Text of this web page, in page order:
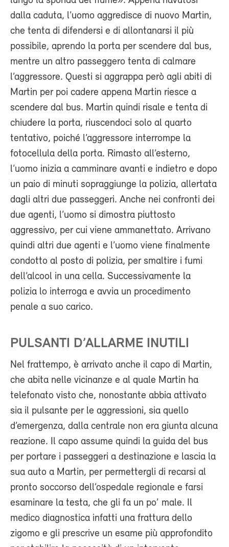
dalla caduta, l’uomo aggredisce di nuovo Martin,
che tenta di difendersi e di allontanarsi il più
possibile, aprendo la porta per scendere dal bus,
mentre un altro passeggero tenta di calmare
l’aggressore. Questi si aggrappa però agli abiti di
Martin per poi cadere appena Martin riesce a
scendere dal bus. Martin quindi risale e tenta di
chiudere la porta, riuscendoci solo al quarto
tentativo, poiché l’aggressore interrompe la
fotocellula della porta. Rimasto all’esterno,
l’uomo inizia a camminare avanti e indietro e dopo
un paio di minuti sopraggiunge la polizia, allertata
dagli altri due passeggeri. Anche nei confronti dei
due agenti, l’uomo si dimostra piuttosto
aggressivo, per cui viene ammanettato. Arrivano
quindi altri due agenti e l’uomo viene finalmente
condotto al posto di polizia, per smaltire i fumi
dell’alcool in una cella. Successivamente la
polizia lo interroga e avvia un procedimento
penale a suo carico.
PULSANTI D’ALLARME INUTILI
Nel frattempo, è arrivato anche il capo di Martin,
che abita nelle vicinanze e al quale Martin ha
telefonato visto che, nonostante abbia attivato
sia il pulsante per le aggressioni, sia quello
d’emergenza, dalla centrale non era giunta alcuna
reazione. Il capo assume quindi la guida del bus
per portare i passeggeri a destinazione e lascia la
sua auto a Martin, per permettergli di recarsi al
pronto soccorso dell’ospedale regionale e farsi
esaminare la testa, che gli fa un po’ male. Il
medico diagnostica infatti una frattura dello
zigomo e gli prescrive un esame più approfondito